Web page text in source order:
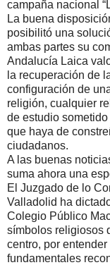
campaña nacional
La buena
posibilitó una
ambas partes su
Andalucía Laica
la recuperación de
configuración de
religión, cualquier
de estudio
que haya de
ciudadanos.
A las buenas
suma ahora una
El Juzgado de lo
Valladolid ha
Colegio Público
símbolos religiosos
centro, por
fundamentales